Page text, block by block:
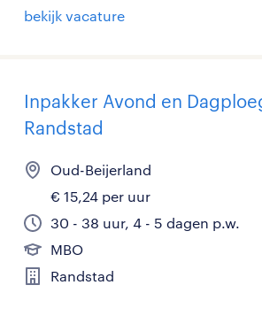
bekijk vacature
Inpakker Avond en
Randstad
Oud-Beijerland
€ 15,24 per uur
30 - 38 uur, 4 - 5 dagen p.w.
MBO
Randstad